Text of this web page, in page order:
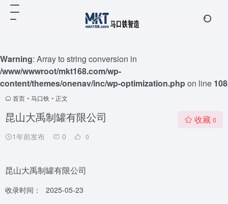
Warning: Array to string conversion in
/www/wwwroot/mkt168.com/wp-
content/themes/onenav/inc/wp-optimization.phpon line 108
首页 • 马口铁 • 正文
昆山大禹制罐有限公司
1年前发布 0 0
收藏 0
昆山大禹制罐有限公司
收录时间： 2025-05-23